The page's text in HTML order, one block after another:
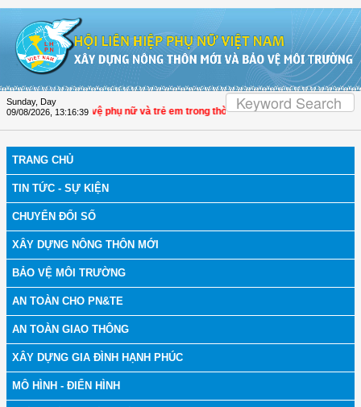
Sunday, Day
09/08/2026 13:16:40
hiệu quả bảo vệ phụ nữ và trẻ em trong thời đại số | Đại biểu Trần Lan
TRANG CHỦ
TIN TỨC - SỰ KIỆN
CHUYỂN ĐỔI SỐ
XÂY DỰNG NÔNG THÔN MỚI
BẢO VỆ MÔI TRƯỜNG
AN TOÀN CHO PN&TE
AN TOÀN GIAO THÔNG
XÂY DỰNG GIA ĐÌNH HẠNH PHÚC
MÔ HÌNH - ĐIỂN HÌNH